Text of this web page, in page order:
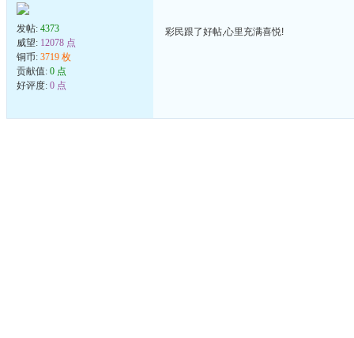
发帖: 4373
威望: 12078 点
铜币: 3719 枚
贡献值: 0 点
好评度: 0 点
彩民跟了好帖,心里充满喜悦!